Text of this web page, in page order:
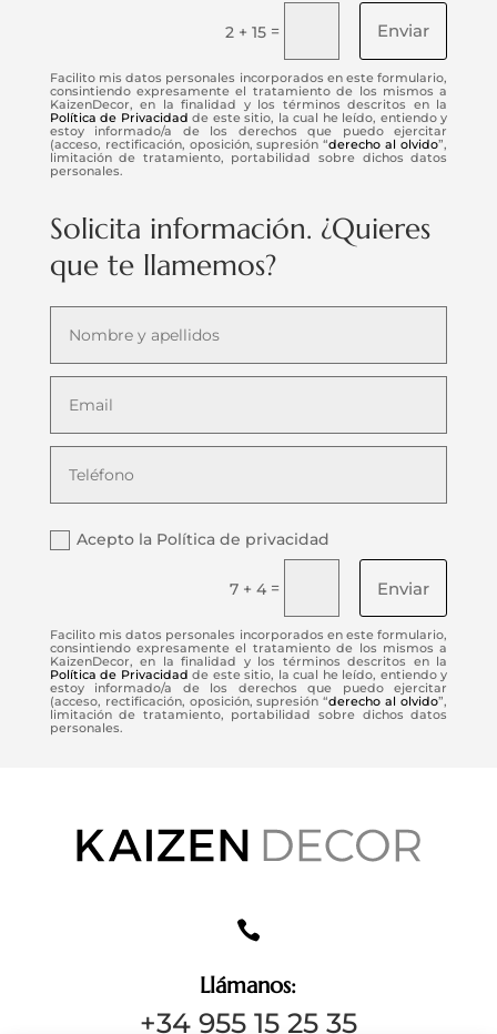
2 + 15 = Enviar
Facilito mis datos personales incorporados en este formulario,
consintiendo expresamente el tratamiento de los mismos a
KaizenDecor, en la finalidad y los términos descritos en la
Política de Privacidad de este sitio, la cual he leído, entiendo y
estoy informado/a de los derechos que puedo ejercitar
(acceso, rectificación, oposición, supresión “derecho al olvido”,
limitación de tratamiento, portabilidad sobre dichos datos
personales.
Solicita información. ¿Quieres
que te llamemos?
Acepto la Política de privacidad
7 + 4 = Enviar
Facilito mis datos personales incorporados en este formulario,
consintiendo expresamente el tratamiento de los mismos a
KaizenDecor, en la finalidad y los términos descritos en la
Política de Privacidad de este sitio, la cual he leído, entiendo y
estoy informado/a de los derechos que puedo ejercitar
(acceso, rectificación, oposición, supresión “derecho al olvido”,
limitación de tratamiento, portabilidad sobre dichos datos
personales.

Llámanos:
+34 955 15 25 35